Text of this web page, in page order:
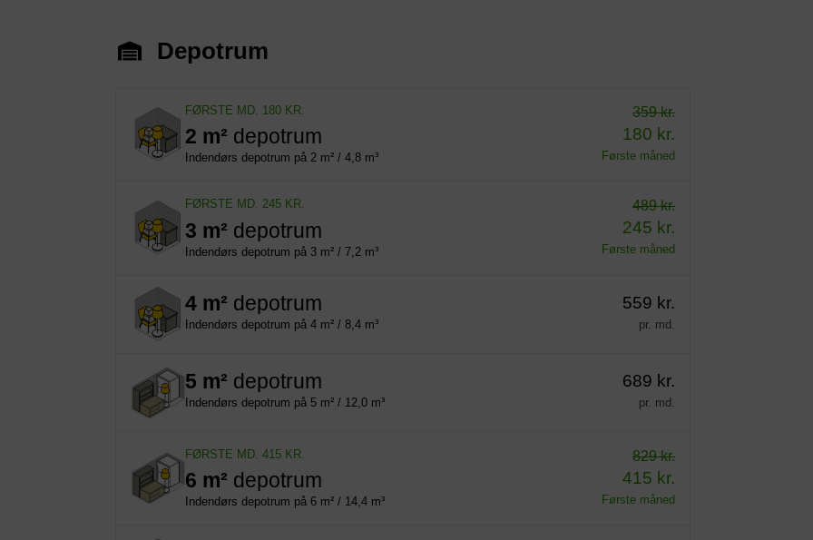
Depotrum
FØRSTE MD. 180 KR.
2 m² depotrum
Indendørs depotrum på 2 m² / 4,8 m³
359 kr.
180 kr.
Første måned
FØRSTE MD. 245 KR.
3 m² depotrum
Indendørs depotrum på 3 m² / 7,2 m³
489 kr.
245 kr.
Første måned
4 m² depotrum
Indendørs depotrum på 4 m² / 8,4 m³
559 kr.
pr. md.
5 m² depotrum
Indendørs depotrum på 5 m² / 12,0 m³
689 kr.
pr. md.
FØRSTE MD. 415 KR.
6 m² depotrum
Indendørs depotrum på 6 m² / 14,4 m³
829 kr.
415 kr.
Første måned